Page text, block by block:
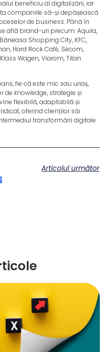
beneficiu al digitalizării, iar
companiile să-și depășească
de business. Până în
află brand-uri precum: Aquila,
Shopping City, KFC,
Hard Rock Café, Secom,
Wagen, Viarom, Titan
fie că este mic sau uriaș,
knowledge, strategie și
flexibilă, adaptabilă și
oferind clienților săi
transformării digitale.
Articolul următor